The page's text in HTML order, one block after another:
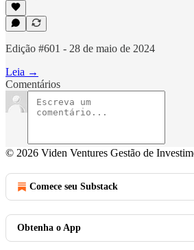
Edição #601 - 28 de maio de 2024
Leia →
Comentários
© 2026 Viden Ventures Gestão de
Comece seu Substack
Obtenha o App